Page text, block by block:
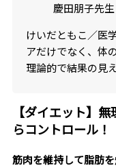
慶田朋子先生
けいだともこ／医
アだけでなく、体
理論的で結果の見
【ダイエット】
らコントロール！
筋肉を維持して脂肪